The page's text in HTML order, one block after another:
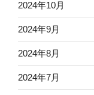
2024年10月
2024年9月
2024年8月
2024年7月